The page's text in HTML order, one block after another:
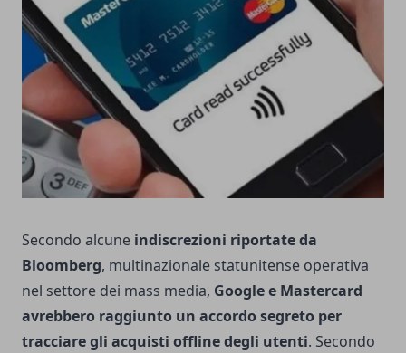
Secondo alcune indiscrezioni riportate da
Bloomberg, multinazionale statunitense operativa
nel settore dei mass media, Google e Mastercard
avrebbero raggiunto un accordo segreto per
tracciare gli acquisti offline degli utenti. Secondo